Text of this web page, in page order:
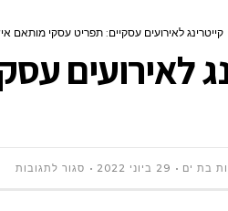
קייטרינג לאירועים עסקיים: תפריט עסקי מותאם
לאירועים
בת ים 29 ביוני 2022 סגור לתגובותעל